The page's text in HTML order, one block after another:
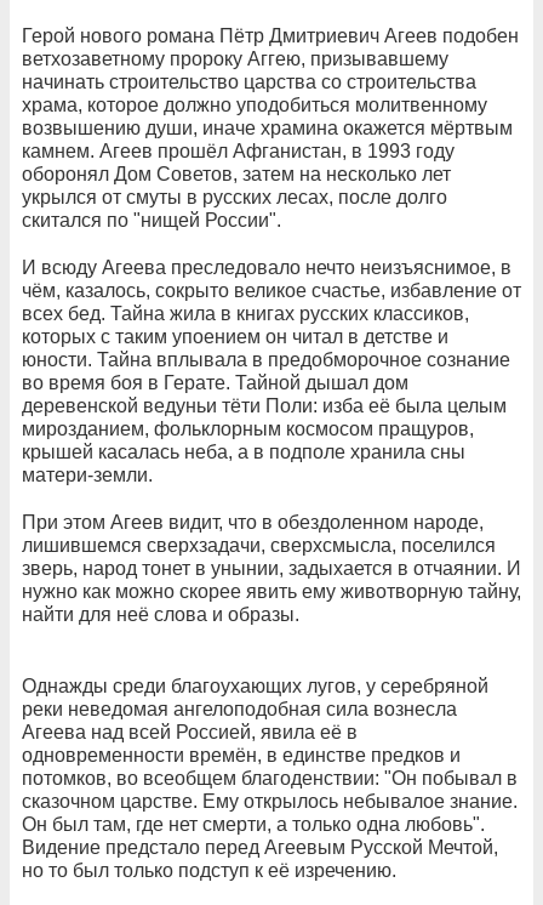
Герой нового романа Пётр Дмитриевич Агеев подобен
ветхозаветному пророку Аггею, призывавшему
начинать строительство царства со строительства
храма, которое должно уподобиться молитвенному
возвышению души, иначе храмина окажется мёртвым
камнем. Агеев прошёл Афганистан, в 1993 году
оборонял Дом Советов, затем на несколько лет
укрылся от смуты в русских лесах, после долго
скитался по "нищей России".
И всюду Агеева преследовало нечто неизъяснимое, в
чём, казалось, сокрыто великое счастье, избавление от
всех бед. Тайна жила в книгах русских классиков,
которых с таким упоением он читал в детстве и
юности. Тайна вплывала в предобморочное сознание
во время боя в Герате. Тайной дышал дом
деревенской ведуньи тёти Поли: изба её была целым
мирозданием, фольклорным космосом пращуров,
крышей касалась неба, а в подполе хранила сны
матери-земли.
При этом Агеев видит, что в обездоленном народе,
лишившемся сверхзадачи, сверхсмысла, поселился
зверь, народ тонет в унынии, задыхается в отчаянии. И
нужно как можно скорее явить ему животворную тайну,
найти для неё слова и образы.
Однажды среди благоухающих лугов, у серебряной
реки неведомая ангелоподобная сила вознесла
Агеева над всей Россией, явила её в
одновременности времён, в единстве предков и
потомков, во всеобщем благоденствии: "Он побывал в
сказочном царстве. Ему открылось небывалое знание.
Он был там, где нет смерти, а только одна любовь".
Видение предстало перед Агеевым Русской Мечтой,
но то был только подступ к её изречению.